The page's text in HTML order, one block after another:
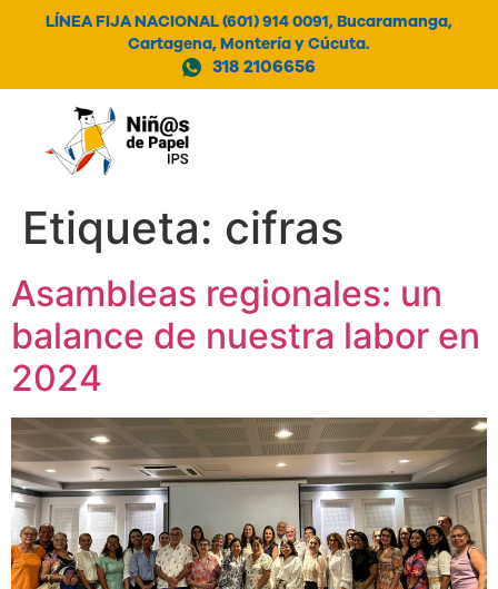
LÍNEA FIJA NACIONAL (601) 914 0091, Bucaramanga,
Cartagena, Montería y Cúcuta.
318 2106656
Etiqueta: cifras
Asambleas regionales: un
balance de nuestra labor en
2024